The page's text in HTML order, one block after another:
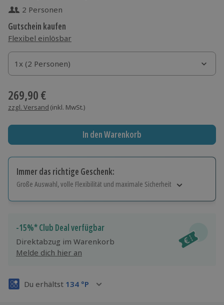
2 Personen
Gutschein kaufen
Flexibel einlösbar
1x (2 Personen)
1x (2 Personen)
1x (2 Personen)
269,90 €
zzgl. Versand (inkl. MwSt.)
In den Warenkorb
Immer das richtige Geschenk:
Große Auswahl, volle Flexibilität und maximale Sicherheit
Jeder Gutschein für alle Erlebnisse einlösbar.
Maximale Sicherheit
3 Jahre gültig & verlängerbar.
-15%* Club Deal verfügbar
Direktabzug im Warenkorb
Melde dich hier an
Du erhältst 134 °P